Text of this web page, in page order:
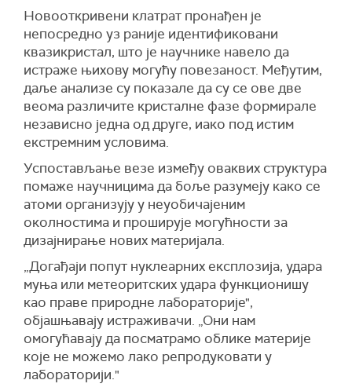
Новооткривени клатрат пронађен је
непосредно уз раније идентификовани
квазикристал, што је научнике навело да
истраже њихову могућу повезаност. Међутим,
даље анализе су показале да су се ове две
веома различите кристалне фазе формирале
независно једна од друге, иако под истим
екстремним условима.
Успостављање везе између оваквих структура
помаже научницима да боље разумеју како се
атоми организују у неуобичајеним
околностима и проширује могућности за
дизајнирање нових материјала.
„Догађаји попут нуклеарних експлозија, удара
муња или метеоритских удара функционишу
као праве природне лабораторије",
објашњавају истраживачи. „Они нам
омогућавају да посматрамо облике материје
које не можемо лако репродуковати у
лабораторији."